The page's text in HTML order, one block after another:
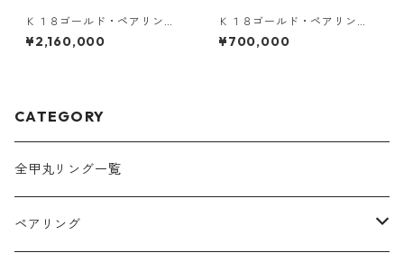
Ｋ１８ゴールド・ペアリン
グ・１０ｍｍ幅・甲丸リング
¥2,160,000
Ｋ１８ゴールド・ペアリン
グ・４ｍｍ幅・甲丸リング
¥700,000
CATEGORY
全甲丸リング一覧
ペアリング